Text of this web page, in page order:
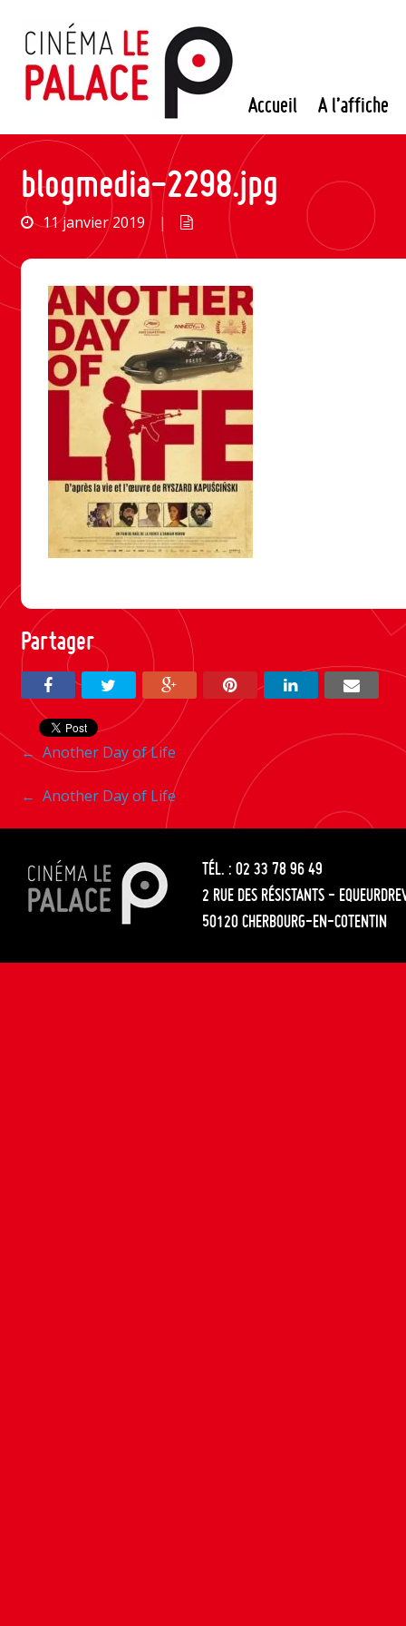
contenu
Accueil A l’affiche
blogmedia-2298.jpg
11 janvier 2019 |
Partager
Navigation
entre
les
articles
← Another Day of Life
Navigation
entre
les
articles
← Another Day of Life
TÉL. : 02 33 78 96 49
2 RUE DES RÉSISTANTS -
50120 CHERBOURG-EN-COTENTIN